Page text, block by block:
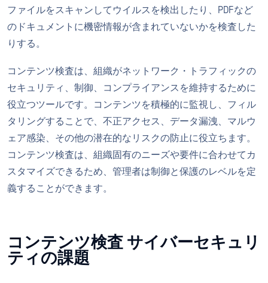
ファイルをスキャンしてウイルスを検出したり、PDFなど
のドキュメントに機密情報が含まれていないかを検査した
りする。
コンテンツ検査は、組織がネットワーク・トラフィックの
セキュリティ、制御、コンプライアンスを維持するために
役立つツールです。コンテンツを積極的に監視し、フィル
タリングすることで、不正アクセス、データ漏洩、マルウ
ェア感染、その他の潜在的なリスクの防止に役立ちます。
コンテンツ検査は、組織固有のニーズや要件に合わせてカ
スタマイズできるため、管理者は制御と保護のレベルを定
義することができます。
コンテンツ検査 サイバーセキュリ
ティの課題